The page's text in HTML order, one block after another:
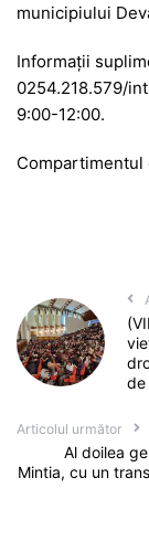
municipiului
Informaţii
0254.218.579/
9:00-12:00.
Compartimentul
de
Articolul următor
Al doilea
Mintia, cu un